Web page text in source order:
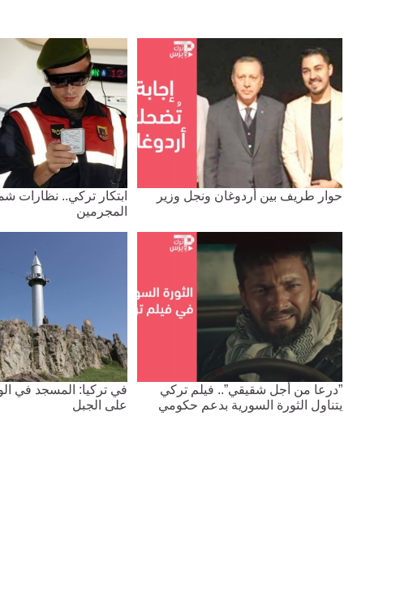
حوار طريف بين أردوغان ونجل وزير
ابتكار تركي..
المجرمين
”درعا من أجل شقيقي”.. فيلم تركي
يتناول الثورة السورية بدعم حكومي
في تركيا: المسجد في
على الجبل